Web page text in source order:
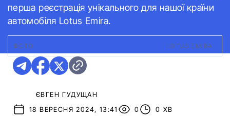
перша реєстрація унікального для нашої країни
автомобіля Lotus Emira.
ФОТО: LOTUS EMIRA
ЄВГЕН ГУДУЩАН
18 ВЕРЕСНЯ 2024, 13:41
0 0 ХВ